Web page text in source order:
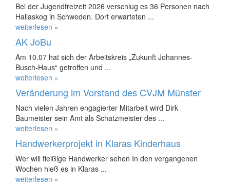
Bei der Jugendfreizeit 2026 verschlug es 36 Personen nach
Hallaskog in Schweden. Dort erwarteten ...
weiterlesen »
AK JoBu
Am 10.07 hat sich der Arbeitskreis „Zukunft Johannes-
Busch-Haus“ getroffen und ...
weiterlesen »
Veränderung im Vorstand des CVJM Münster
Nach vielen Jahren engagierter Mitarbeit wird Dirk
Baumeister sein Amt als Schatzmeister des ...
weiterlesen »
Handwerkerprojekt in Klaras Kinderhaus
Wer will fleißige Handwerker sehen In den vergangenen
Wochen hieß es in Klaras ...
weiterlesen »